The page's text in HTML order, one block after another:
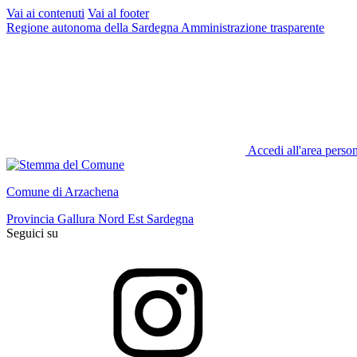
Vai ai contenuti Vai al footer
Regione autonoma della Sardegna Amministrazione trasparente
Accedi all'area
Comune di Arzachena
Provincia Gallura Nord Est Sardegna
Seguici su